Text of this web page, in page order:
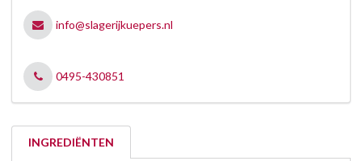
info@slagerijkuepers.nl
0495-430851
INGREDIËNTEN